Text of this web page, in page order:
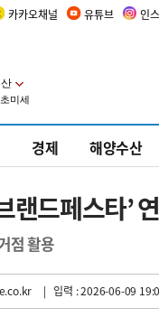
카카오채널 유튜브 인
경제 해양수산
랜드페스타
점 활용
| 입력 : 2026-06-09